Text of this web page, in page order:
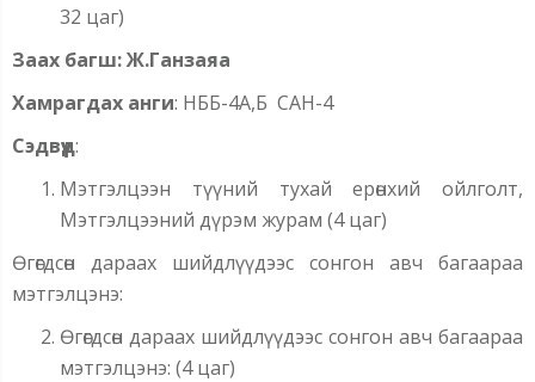
32 цаг)
Заах багш:Ж.Ганзаяа
Хамрагдах анги: НББ-4А,Б САН-4
Сэдвүүд:
Мэтгэлцээн түүний тухай ерөнхий ойлголт,
Мэтгэлцээний дүрэм журам (4 цаг)
Өгөгдсөн дараах шийдлүүдээс сонгон авч багаараа
мэтгэлцэнэ:
Өгөгдсөн дараах шийдлүүдээс сонгон авч багаараа
мэтгэлцэнэ: (4 цаг)